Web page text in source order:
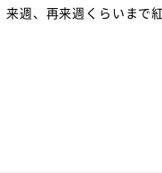
来週、再来週くらいまで